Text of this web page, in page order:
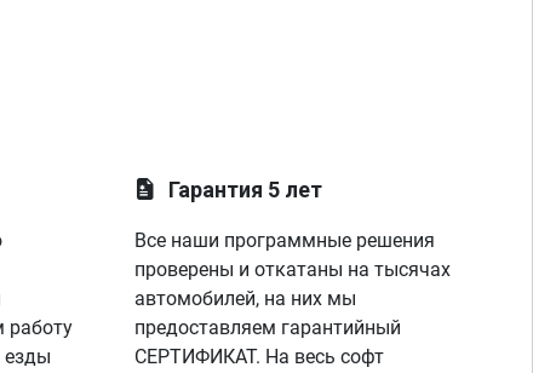
работу
езды
Гарантия 5 лет
Все наши программные решения
проверены и откатаны на тысячах
автомобилей, на них мы
предоставляем гарантийный
СЕРТИФИКАТ. На весь софт